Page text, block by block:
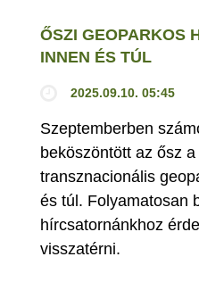
ŐSZI GEOPARKOS
INNEN ÉS TÚL
2025.09.10. 05:45
Szeptemberben
beköszöntött az ősz
transznacionális
és túl. Folyamatosan
hírcsatornánkhoz
visszatérni.